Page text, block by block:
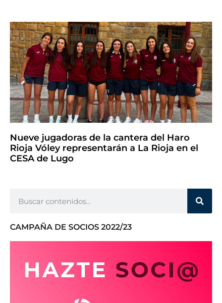
Nueve jugadoras de la cantera del Haro
Rioja Vóley representarán a La Rioja en el
CESA de Lugo
CAMPAÑA DE SOCIOS 2022/23